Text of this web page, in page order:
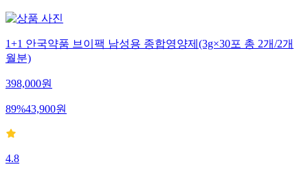
1+1 안국약품 브이팩 남성용 종합영양제(3g×30포 총 2개/2개
월분)
398,000원
89%43,900원
4.8